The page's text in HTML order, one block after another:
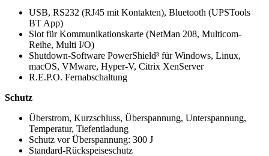
USB, RS232 (RJ45 mit Kontakten), Bluetooth (UPSTools
BT App)
Slot für Kommunikationskarte (NetMan 208, Multicom-
Reihe, Multi I/O)
Shutdown-Software PowerShield³ für Windows, Linux,
macOS, VMware, Hyper-V, Citrix XenServer
R.E.P.O. Fernabschaltung
Schutz
Überstrom, Kurzschluss, Überspannung, Unterspannung,
Temperatur, Tiefentladung
Schutz vor Überspannung: 300 J
Standard-Rückspeiseschutz